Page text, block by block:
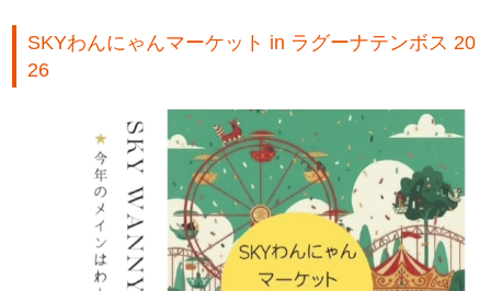
SKYわんにゃんマーケット in ラグーナテンボス 20
26